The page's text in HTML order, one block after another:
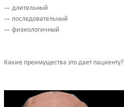
— длительный
— последовательный
— физиологичный
Какие преимущества это дает пациенту?